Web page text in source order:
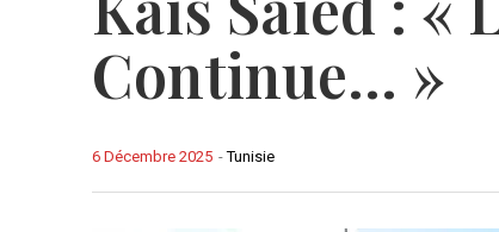
Continue… »
-Tunisie
6 Décembre 2025